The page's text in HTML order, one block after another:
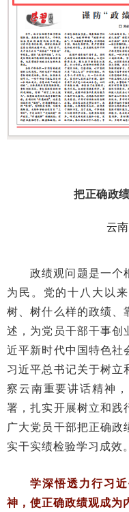
把正确政
云
政绩观问题是一个
为民。党的十八大以
树、树什么样的政绩、
述，为党员干部干事创
近平新时代中国特色社
习近平总书记关于树
察云南重要讲话精神
署，扎实开展树立和践
广大党员干部把正确
实干实绩检验学习成效。
学深悟透力行习
神，使正确政绩观成为